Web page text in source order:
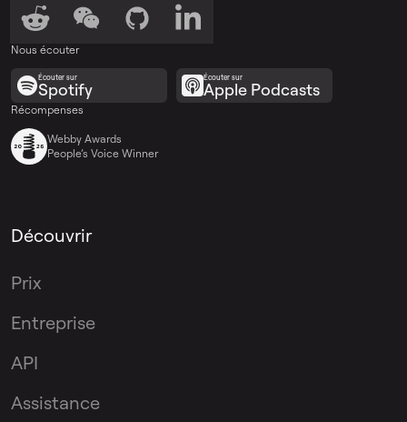
Nous écouter
Écouter sur
Spotify
Écouter sur
Apple Podcasts
Récompenses
Webby Awards
People’s Voice Winner
Découvrir
Prix
Entreprise
API
Assistance